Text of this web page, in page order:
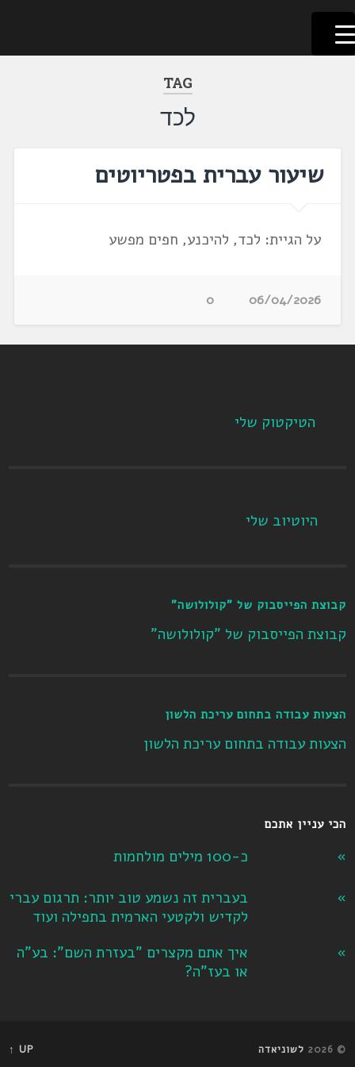
דלג
לתוכן
לשוניאדה
עברית. לשון. שפה
TAG
לכד
שיעור עברית בפטריוטים
על הגיית: לכד, להיכנע, חפים מפשע
06/04/2026
0
הטיקטוק שלי
היוטיוב שלי
קבוצת הפייסבוק של "קולולושה"
קבוצת הפייסבוק של "קולולושה"
הצעות עבודה בתחום עריכת הלשון
הצעות עבודה בתחום עריכת הלשון
הכי עניין אתכם
כ-100 מילים מולחמות
בעברית זה נשמע טוב יותר: תרגום עברי
לקדיש ולקטעי הארמית בתפילה ועוד
איך אתם מקצרים "בעזרת השם": בע"ה
או בעז"ה?
© 2026 לשוניאדה UP ↑